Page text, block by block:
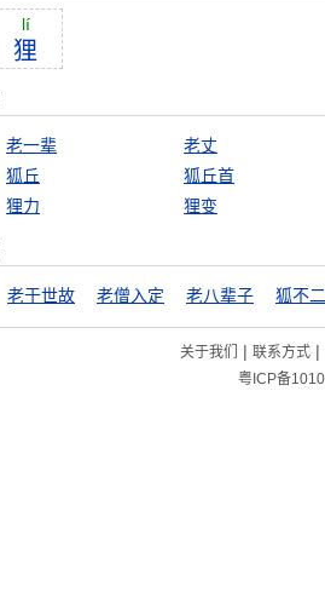
lí
狸
老一辈
老丈
狐丘
狐丘首
狸力 狸变
老于世故 老僧入定 老八辈子 狐不
关于我们 | 联系方式|
粤ICP备